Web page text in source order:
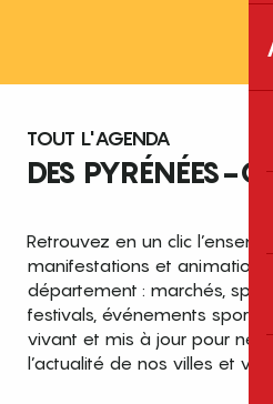
TOUT L'AGENDA
DES PYRÉNÉES-
Retrouvez en un clic
manifestations et animations
département : marchés,
festivals, événements sportifs
vivant et mis à jour pour ne
l’actualité de nos villes et